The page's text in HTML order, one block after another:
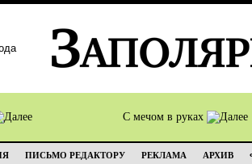
С мечом в руках
ПИСЬМО РЕДАКТОРУ РЕКЛАМА АРХИВ